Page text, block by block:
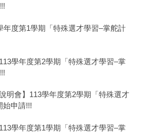
年度第1學期「特殊選才學習–掌舵計
學年度第2學期「特殊選才學習–掌
明會】113學年度第2學期「特殊選才
始申請!!!
學年度第1學期「特殊選才學習–掌